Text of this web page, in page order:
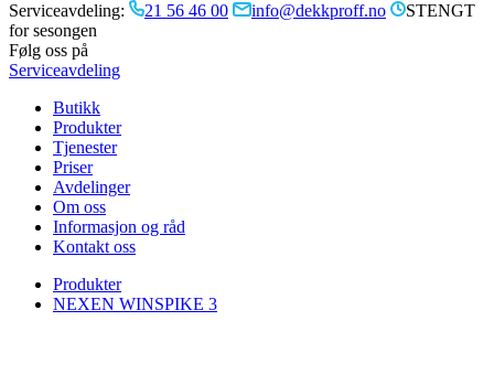
Serviceavdeling: 21 56 46 00 info@dekkproff.no
STENGT
for sesongen
Følg oss på
Serviceavdeling
Butikk
Produkter
Tjenester
Priser
Avdelinger
Om oss
Informasjon og råd
Kontakt oss
Produkter
NEXEN WINSPIKE 3